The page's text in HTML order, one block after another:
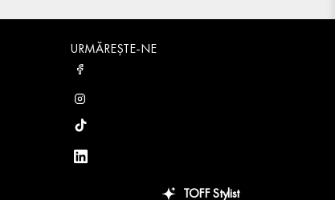
URMĂREȘTE-NE
TOFF Stylist